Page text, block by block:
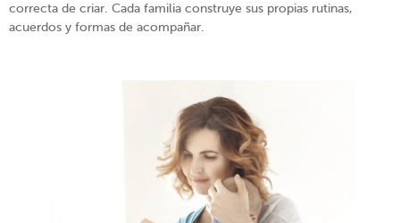
correcta de criar. Cada familia construye sus propias rutinas,
acuerdos y formas de acompañar.